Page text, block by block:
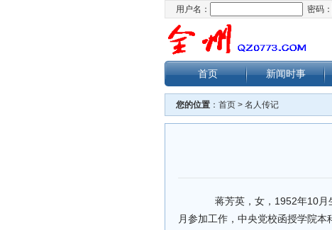
用户名： 密码：
首页 新闻时事
您的位置 ： 首页 > 名人传记
蒋芳英，女，1952年10月
月参加工作，中央党校函授学院